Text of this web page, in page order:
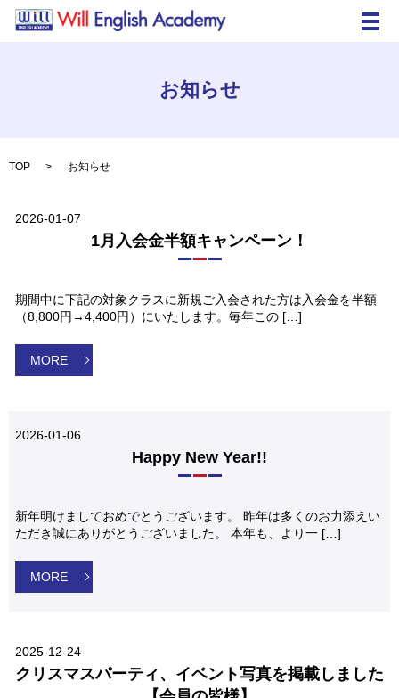
メ
お知らせ
TOP お知らせ
2026-01-07
1月入会金半額キャンペーン！
期間中に下記の対象クラスに新規ご入会された方は入会金を半額
（8,800円→4,400円）にいたします。毎年この […]
MORE
2026-01-06
Happy New Year!!
新年明けましておめでとうございます。 昨年は多くのお力添えい
ただき誠にありがとうございました。 本年も、より一 […]
MORE
2025-12-24
クリスマスパーティ、イベント写真を掲載しました